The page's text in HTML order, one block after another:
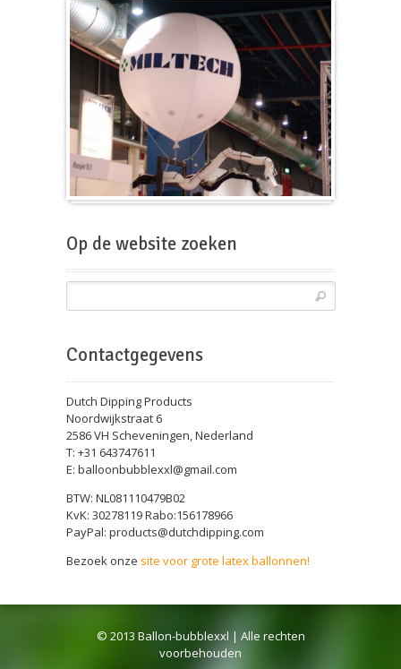
Op de website zoeken
Contactgegevens
Dutch Dipping Products
Noordwijkstraat 6
2586 VH Scheveningen, Nederland
T: +31 643747611
E: balloonbubblexxl@gmail.com
BTW: NL081110479B02
KvK: 30278119 Rabo:156178966
PayPal: products@dutchdipping.com
Bezoek onze site voor grote latex ballonnen!
© 2013 Ballon-bubblexxl | Alle rechten
voorbehouden